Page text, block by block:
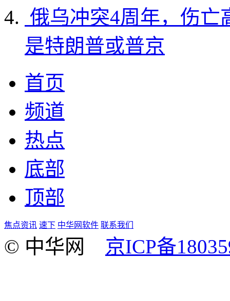
俄乌冲突4周年，伤亡
是特朗普或普京
首页
频道
热点
底部
顶部
焦点资讯 速下 中华网软件 联系我们
© 中华网 京ICP备